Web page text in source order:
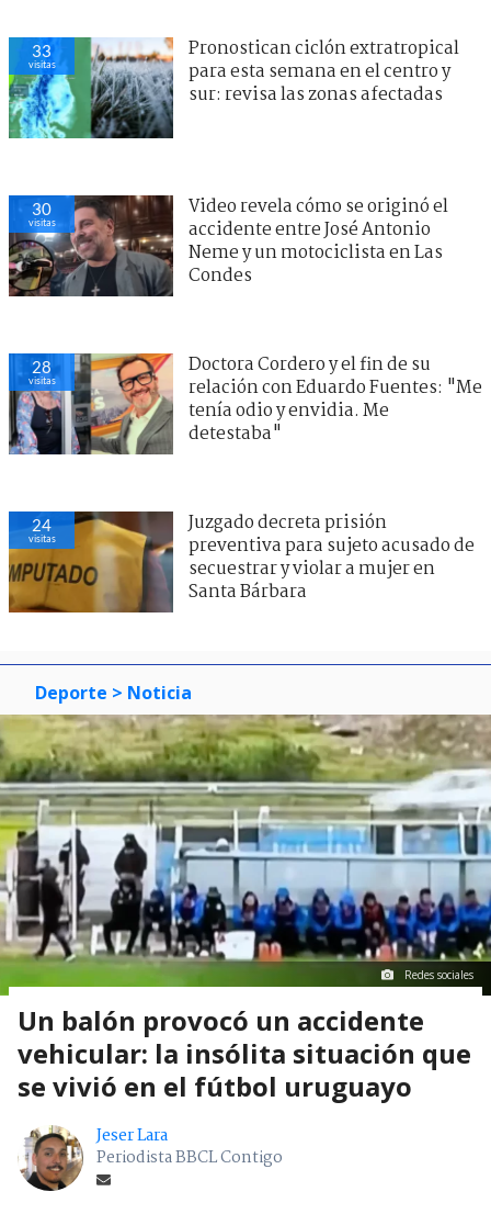
33
visitas
Pronostican ciclón extratropical
para esta semana en el centro y
sur: revisa las zonas afectadas
30
visitas
Video revela cómo se originó el
accidente entre José Antonio
Neme y un motociclista en Las
Condes
28
visitas
Doctora Cordero y el fin de su
relación con Eduardo Fuentes: "Me
tenía odio y envidia. Me
detestaba"
24
visitas
Juzgado decreta prisión
preventiva para sujeto acusado de
secuestrar y violar a mujer en
Santa Bárbara
Deporte > Noticia
Redes sociales
Un balón provocó un accidente
vehicular: la insólita situación que
se vivió en el fútbol uruguayo
Jeser Lara
Periodista BBCL Contigo